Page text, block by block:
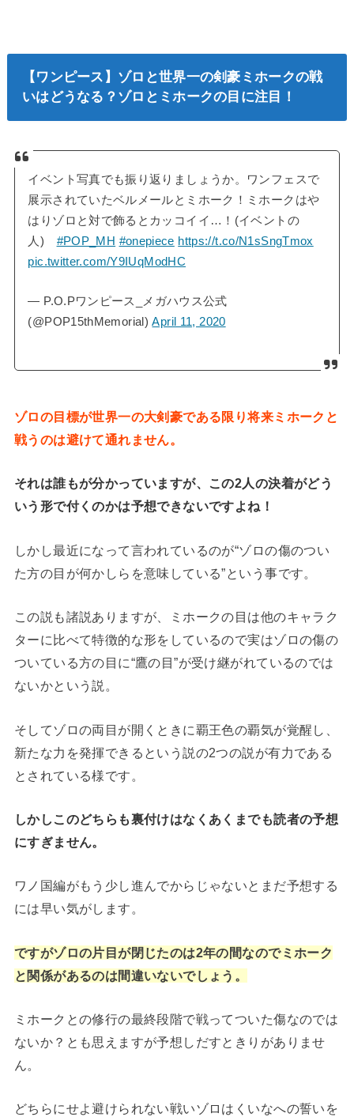
【ワンピース】ゾロと世界一の剣豪ミホークの戦
いはどうなる？ゾロとミホークの目に注目！
イベント写真でも振り返りましょうか。ワンフェスで
展示されていたベルメールとミホーク！ミホークはや
はりゾロと対で飾るとカッコイイ…！(イベントの
人) #POP_MH #onepiece https://t.co/N1sSngTmox
pic.twitter.com/Y9IUqModHC
— P.O.Pワンピース_メガハウス公式
(@POP15thMemorial)April 11, 2020
ゾロの目標が世界一の大剣豪である限り将来ミホークと
戦うのは避けて通れません。
それは誰もが分かっていますが、この2人の決着がどう
いう形で付くのかは予想できないですよね！
しかし最近になって言われているのが“ゾロの傷のつい
た方の目が何かしらを意味している”という事です。
この説も諸説ありますが、ミホークの目は他のキャラク
ターに比べて特徴的な形をしているので実はゾロの傷の
ついている方の目に“鷹の目”が受け継がれているのでは
ないかという説。
そしてゾロの両目が開くときに覇王色の覇気が覚醒し、
新たな力を発揮できるという説の2つの説が有力である
とされている様です。
しかしこのどちらも裏付けはなくあくまでも読者の予想
にすぎません。
ワノ国編がもう少し進んでからじゃないとまだ予想する
には早い気がします。
ですがゾロの片目が閉じたのは2年の間なのでミホーク
と関係があるのは間違いないでしょう。
ミホークとの修行の最終段階で戦ってついた傷なのでは
ないか？とも思えますが予想しだすときりがありませ
ん。
どちらにせよ避けられない戦いゾロはくいなへの誓いを